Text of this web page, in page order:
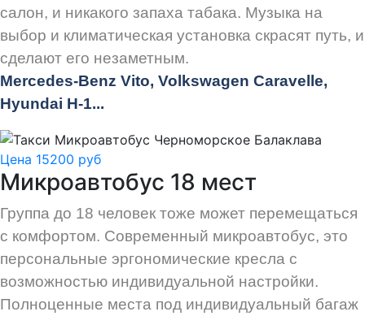
салон, и никакого запаха табака. Музыка на
выбор и климатическая установка скрасят путь, и
сделают его незаметным.
Mercedes-Benz Vito, Volkswagen Caravelle,
Hyundai H-1...
Цена 15200 руб
Микроавтобус 18 мест
Группа до 18 человек тоже может перемещаться
с комфортом. Современный микроавтобус, это
персональные эргономические кресла с
возможностью индивидуальной настройки.
Полноценные места под индивидуальный багаж